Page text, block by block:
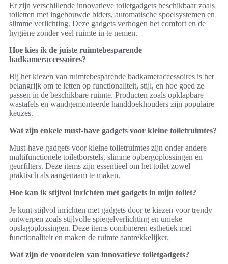
Er zijn verschillende innovatieve toiletgadgets beschikbaar zoals
toiletten met ingebouwde bidets, automatische spoelsystemen en
slimme verlichting. Deze gadgets verhogen het comfort en de
hygiëne zonder veel ruimte in te nemen.
Hoe kies ik de juiste ruimtebesparende
badkameraccessoires?
Bij het kiezen van ruimtebesparende badkameraccessoires is het
belangrijk om te letten op functionaliteit, stijl, en hoe goed ze
passen in de beschikbare ruimte. Producten zoals opklapbare
wastafels en wandgemonteerde handdoekhouders zijn populaire
keuzes.
Wat zijn enkele must-have gadgets voor kleine toiletruimtes?
Must-have gadgets voor kleine toiletruimtes zijn onder andere
multifunctionele toiletborstels, slimme opbergoplossingen en
geurfilters. Deze items zijn essentieel om het toilet zowel
praktisch als aangenaam te maken.
Hoe kan ik stijlvol inrichten met gadgets in mijn toilet?
Je kunt stijlvol inrichten met gadgets door te kiezen voor trendy
ontwerpen zoals stijlvolle spiegelverlichting en unieke
opslagoplossingen. Deze items combineren esthetiek met
functionaliteit en maken de ruimte aantrekkelijker.
Wat zijn de voordelen van innovatieve toiletgadgets?